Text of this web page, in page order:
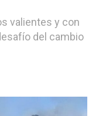
valientes y con
del cambio